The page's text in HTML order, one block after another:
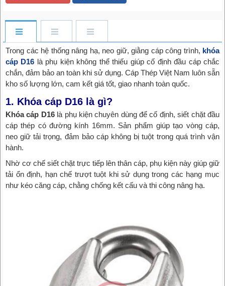
Trong các hệ thống nâng hạ, neo giữ, giằng cáp công trình, khóa
cáp D16 là phụ kiện không thể thiếu giúp cố định đầu cáp chắc
chắn, đảm bảo an toàn khi sử dụng. Cáp Thép Việt Nam luôn sẵn
kho số lượng lớn, cam kết giá tốt, giao nhanh toàn quốc.
1. Khóa cáp D16 là gì?
Khóa cáp D16là phụ kiện chuyên dùng để cố định, siết chặt đầu
cáp thép có đường kính 16mm. Sản phẩm giúp tạo vòng cáp,
neo giữ tải trọng, đảm bảo cáp không bị tuột trong quá trình vận
hành.
Nhờ cơ chế siết chặt trực tiếp lên thân cáp, phụ kiện này giúp giữ
tải ổn định, hạn chế trượt tuột khi sử dụng trong các hạng mục
như kéo căng cáp, chằng chống kết cấu và thi công nâng hạ.